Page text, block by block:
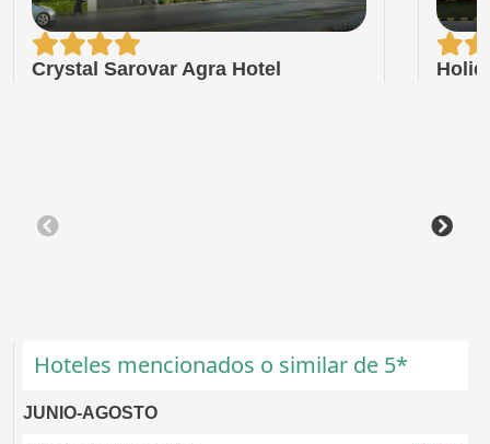
Crystal Sarovar Agra Hotel
Hoteles mencionados o similar de 5*
JUNIO-AGOSTO